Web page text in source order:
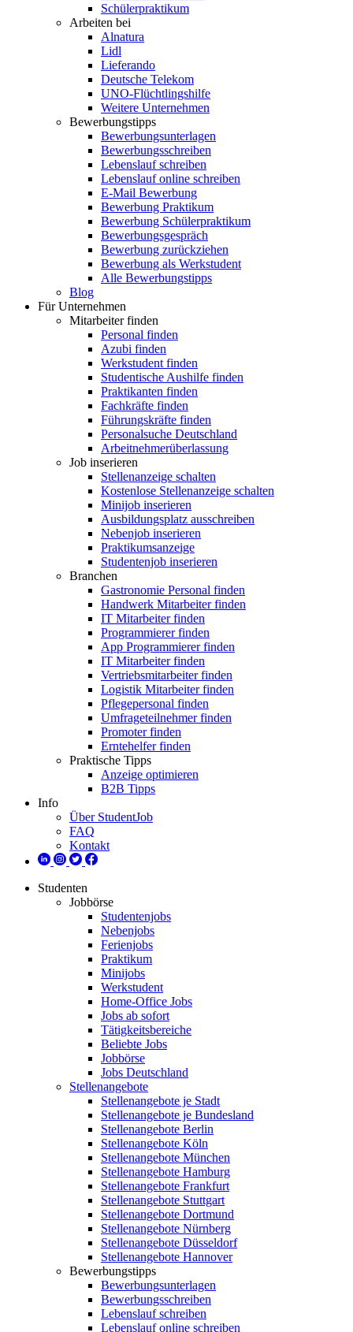
Schülerpraktikum
Arbeiten bei
Alnatura
Lidl
Lieferando
Deutsche Telekom
UNO-Flüchtlingshilfe
Weitere Unternehmen
Bewerbungstipps
Bewerbungsunterlagen
Bewerbungsschreiben
Lebenslauf schreiben
Lebenslauf online schreiben
E-Mail Bewerbung
Bewerbung Praktikum
Bewerbung Schülerpraktikum
Bewerbungsgespräch
Bewerbung zurückziehen
Bewerbung als Werkstudent
Alle Bewerbungstipps
Blog
Für Unternehmen
Mitarbeiter finden
Personal finden
Azubi finden
Werkstudent finden
Studentische Aushilfe finden
Praktikanten finden
Fachkräfte finden
Führungskräfte finden
Personalsuche Deutschland
Arbeitnehmerüberlassung
Job inserieren
Stellenanzeige schalten
Kostenlose Stellenanzeige schalten
Minijob inserieren
Ausbildungsplatz ausschreiben
Nebenjob inserieren
Praktikumsanzeige
Studentenjob inserieren
Branchen
Gastronomie Personal finden
Handwerk Mitarbeiter finden
IT Mitarbeiter finden
Programmierer finden
App Programmierer finden
IT Mitarbeiter finden
Vertriebsmitarbeiter finden
Logistik Mitarbeiter finden
Pflegepersonal finden
Umfrageteilnehmer finden
Promoter finden
Erntehelfer finden
Praktische Tipps
Anzeige optimieren
B2B Tipps
Info
Über StudentJob
FAQ
Kontakt
Studenten
Jobbörse
Studentenjobs
Nebenjobs
Ferienjobs
Praktikum
Minijobs
Werkstudent
Home-Office Jobs
Jobs ab sofort
Tätigkeitsbereiche
Beliebte Jobs
Jobbörse
Jobs Deutschland
Stellenangebote
Stellenangebote je Stadt
Stellenangebote je Bundesland
Stellenangebote Berlin
Stellenangebote Köln
Stellenangebote München
Stellenangebote Hamburg
Stellenangebote Frankfurt
Stellenangebote Stuttgart
Stellenangebote Dortmund
Stellenangebote Nürnberg
Stellenangebote Düsseldorf
Stellenangebote Hannover
Bewerbungstipps
Bewerbungsunterlagen
Bewerbungsschreiben
Lebenslauf schreiben
Lebenslauf online schreiben